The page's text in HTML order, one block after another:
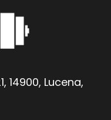
14900, Lucena,